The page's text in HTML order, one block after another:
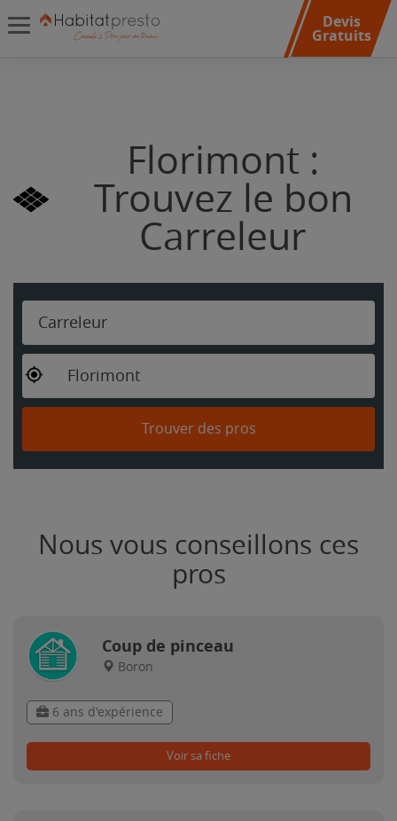
Devis
Gratuits
Florimont :
Trouvez le bon
Carreleur
Carreleur
Florimont
Trouver des pros
Nous vous conseillons ces
pros
Coup de pinceau
Boron
6 ans d'expérience
Voir sa fiche